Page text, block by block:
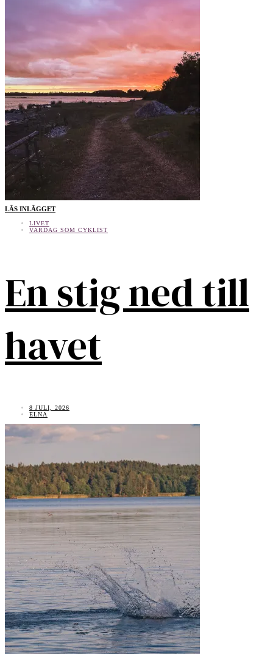
LÄS INLÄGGET
LIVET
VARDAG SOM CYKLIST
En stig ned till
havet
8 JULI, 2026
ELNA